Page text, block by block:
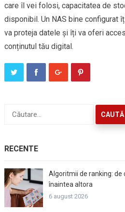
care îl vei folosi, capacitatea de
disponibil. Un NAS bine configurat
va proteja datele și îți va oferi
conținutul tău digital.
după:
RECENTE
Algoritmii de ranking: de
înaintea altora
6 august 2026